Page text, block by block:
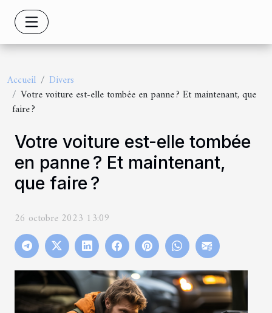
Accueil
Divers
Votre voiture est-elle tombée en panne ? Et maintenant, que
faire ?
Votre voiture est-elle tombée
en panne ? Et maintenant,
que faire ?
26 octobre 2023 13:09